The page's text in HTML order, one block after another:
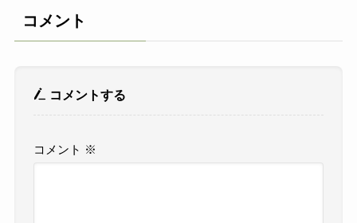
コメント
コメントする
コメント ※